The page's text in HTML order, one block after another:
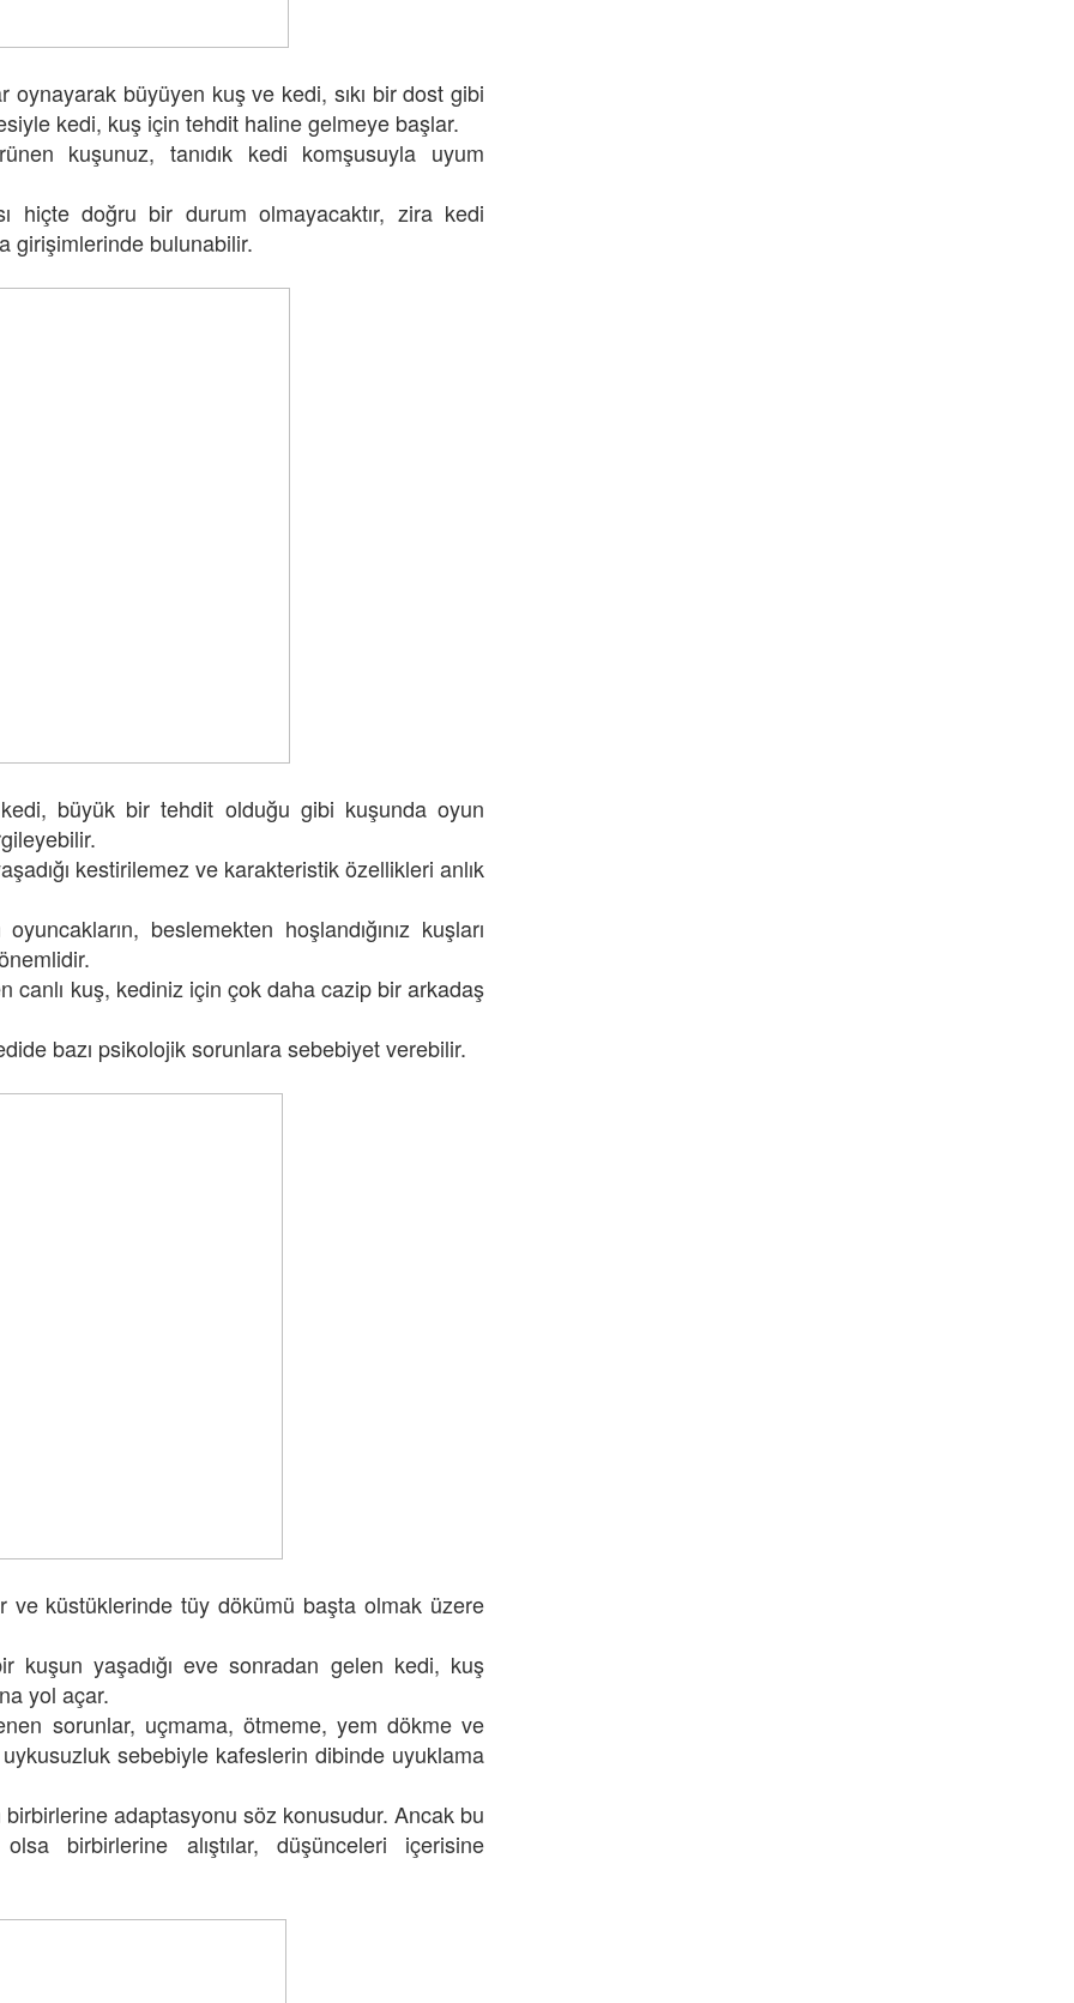
büyüyen kuş ve kedi, sıkı bir dost gibi
kedi, kuş için tehdit haline gelmeye başlar.
kuşunuz, tanıdık kedi komşusuyla uyum
hiçte doğru bir durum olmayacaktır, zira kedi
girişimlerinde bulunabilir.
büyük bir tehdit olduğu gibi kuşunda oyun
kestirilemez ve karakteristik özellikleri anlık
beslemekten hoşlandığınız kuşları
canlı kuş, kediniz için çok daha cazip bir arkadaş
bazı psikolojik sorunlara sebebiyet verebilir.
ve küstüklerinde tüy dökümü başta olmak üzere
kuşun yaşadığı eve sonradan gelen kedi, kuş
yol açar.
sorunlar, uçmama, ötmeme, yem dökme ve
uykusuzluk sebebiyle kafeslerin dibinde uyuklama
adaptasyonu söz konusudur. Ancak bu
birbirlerine alıştılar, düşünceleri içerisine